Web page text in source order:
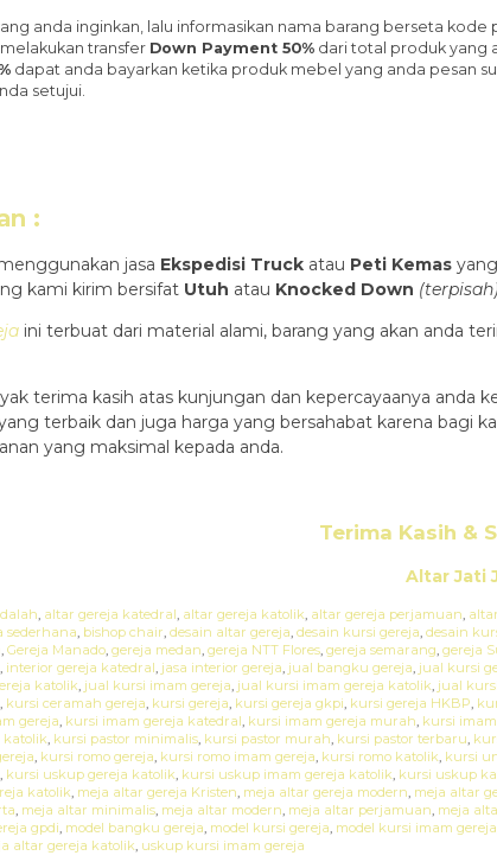
anda inginkan, lalu informasikan nama barang berseta kode
transfer Down Payment 50% dari total produk yang
dapat anda bayarkan ketika produk mebel yang anda pesan
setujui.
:
jasa Ekspedisi Truck atau Peti Kemas
kami kirim bersifat Utuh atau Knocked Down (terpisah)
ini terbuat dari material alami, barang yang akan anda
terima kasih atas kunjungan dan kepercayaanya anda
terbaik dan juga harga yang bersahabat karena bagi
yang maksimal kepada anda.
Terima Kasih &
Altar Jati
, altar gereja katedral, altar gereja katolik, altar gereja perjamuan,
sederhana, bishop chair, desain altar gereja, desain kursi gereja, desain
, Gereja Manado, gereja medan, gereja NTT Flores, gereja semarang, gereja
, interior gereja katedral, jasa interior gereja, jual bangku gereja, jual kursi
katolik, jual kursi imam gereja, jual kursi imam gereja katolik, jual
, kursi ceramah gereja, kursi gereja, kursi gereja gkpi, kursi gereja HKBP,
gereja, kursi imam gereja katedral, kursi imam gereja murah, kursi
katolik, kursi pastor minimalis, kursi pastor murah, kursi pastor terbaru,
, kursi romo gereja, kursi romo imam gereja, kursi romo katolik, kursi
, kursi uskup gereja katolik, kursi uskup imam gereja katolik, kursi uskup
katolik, meja altar gereja Kristen, meja altar gereja modern, meja altar
, meja altar minimalis, meja altar modern, meja altar perjamuan, meja
gpdi, model bangku gereja, model kursi gereja, model kursi imam gereja
altar gereja katolik, uskup kursi imam gereja